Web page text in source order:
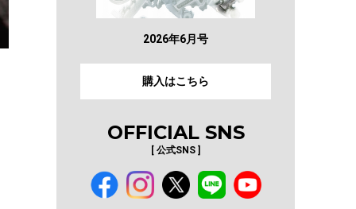
2026年6月号
購入はこちら
OFFICIAL SNS
[ 公式SNS ]